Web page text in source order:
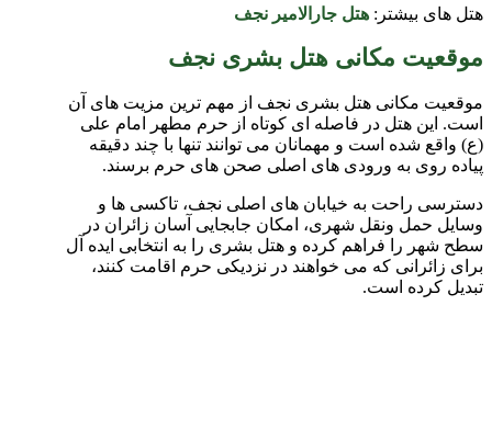
هتل های بیشتر: هتل جارالامیر نجف
موقعیت مکانی هتل بشری نجف
موقعیت مکانی هتل بشری نجف از مهم ترین مزیت های آن
است. این هتل در فاصله ای کوتاه از حرم مطهر امام علی
(ع) واقع شده است و مهمانان می توانند تنها با چند دقیقه
پیاده روی به ورودی های اصلی صحن های حرم برسند.
دسترسی راحت به خیابان های اصلی نجف، تاکسی ها و
وسایل حمل ونقل شهری، امکان جابجایی آسان زائران در
سطح شهر را فراهم کرده و هتل بشری را به انتخابی ایده آل
برای زائرانی که می خواهند در نزدیکی حرم اقامت کنند،
تبدیل کرده است.